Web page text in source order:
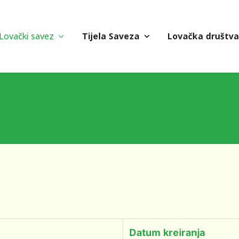
Lovački savez Tijela Saveza Lovačka društva
Datum kreiranja